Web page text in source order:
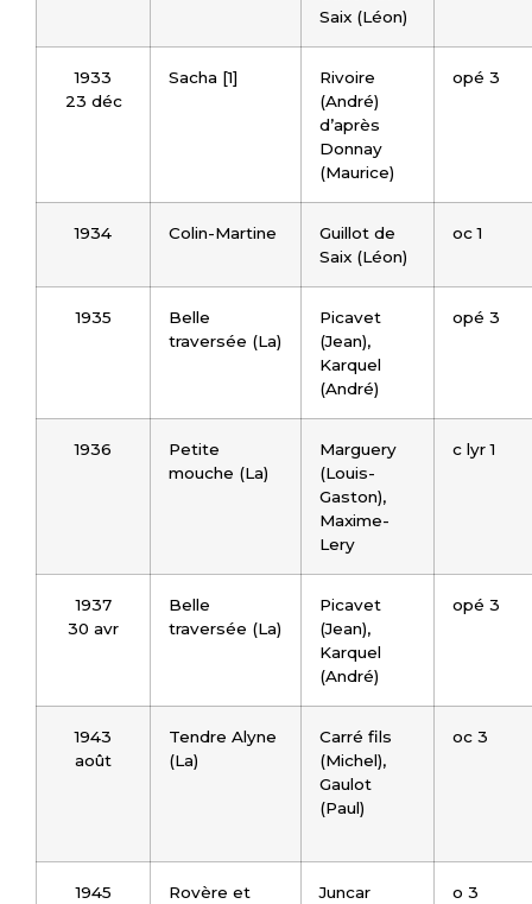
Saix (Léon)
1933
23 déc
Sacha [1]
Rivoire
(André)
d’après
Donnay
(Maurice)
opé 3
1934 Colin-Martine
Guillot de
Saix (Léon)
oc 1
1935
Belle
traversée (La)
Picavet
(Jean),
Karquel
(André)
opé 3
1936
Petite
mouche (La)
Marguery
(Louis-
Gaston),
Maxime-
Lery
c lyr 1
1937
30 avr
Belle
traversée (La)
Picavet
(Jean),
Karquel
(André)
opé 3
1943
août
Tendre Alyne
(La)
Carré fils
(Michel),
Gaulot
(Paul)
oc 3
1945
Rovère et
Juncar
o 3